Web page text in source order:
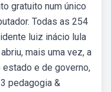
gratuito num único
Todas as 254
luiz inácio lula
mais uma vez, a
e de governo,
pedagogia &